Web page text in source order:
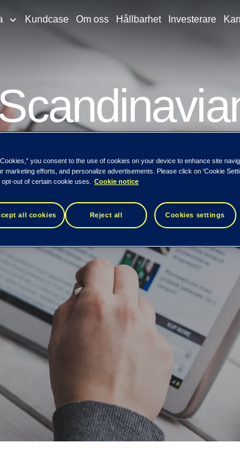
Kundcase Om oss Hållbarhet Investerare
you consent to the use of cookies on your device to enhance site
marketing efforts, and personalize advertisements. Please click on 'Cookie
out of certain cookie uses.
Cookie notice
all cookies Reject all Cookies settings